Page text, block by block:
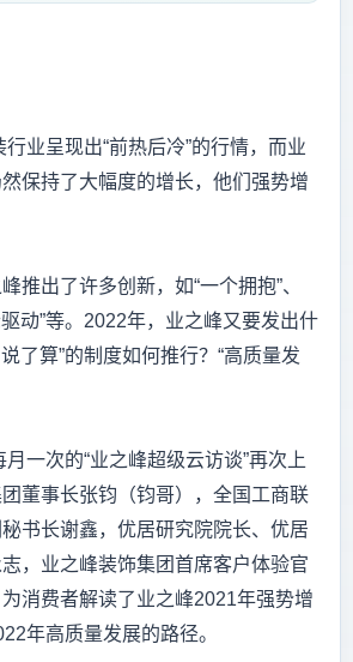
呈现出“前热后冷”的行情，而业
保持了大幅度的增长，他们强势增
出了许多创新，如“一个拥抱”、
驱动”等。2022年，业之峰又要发出什
说了算”的制度如何推行？“高质量发
次的“业之峰超级云访谈”再次上
董事长张钧（钧哥），全国工商联
书长谢鑫，优居研究院院长、优居
，业之峰装饰集团首席客户体验官
消费者解读了业之峰2021年强势增
年高质量发展的路径。